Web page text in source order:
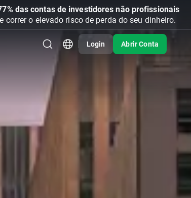
das contas de investidores não profissionais
o elevado risco de perda do seu dinheiro.
Login Abrir Conta